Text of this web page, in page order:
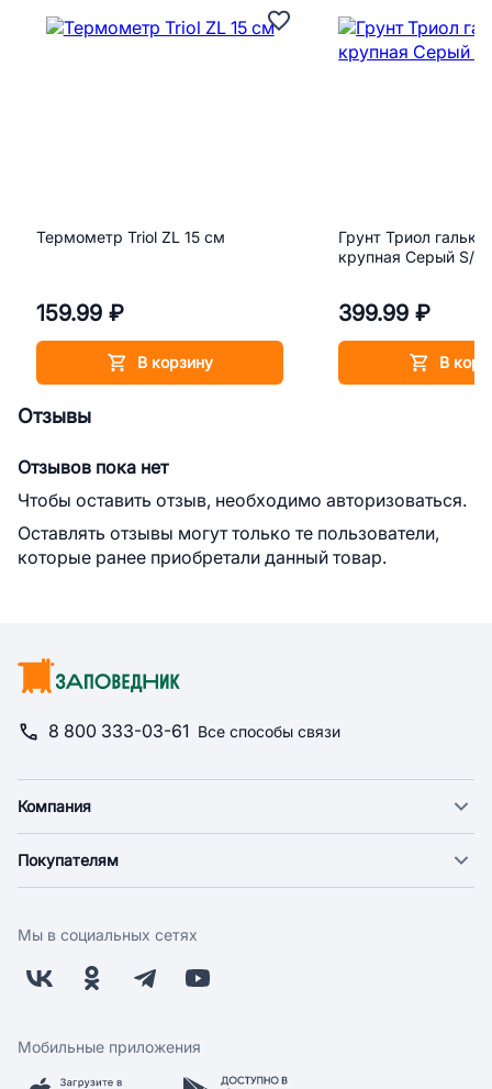
Термометр Triol ZL 15 см
159.99 ₽
В корзину
Грунт Триол
крупная Серый S/
399.99 ₽
В
Отзывы
Отзывов пока нет
Чтобы оставить отзыв, необходимо авторизоваться.
Оставлять отзывы могут только те пользователи,
которые ранее приобретали данный товар.
8 800 333-03-61 Все способы связи
Компания
Новости
Поставщикам
Заводчикам
Обратная связь
Покупателям
Оплата
Бонусная программа
Скидки и акции
Мы в социальных сетях
Мобильные приложения